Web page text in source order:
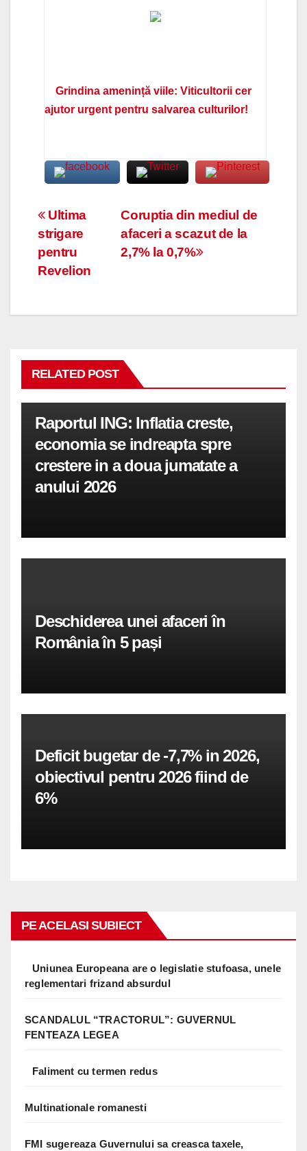
Grindina amenință viile: Viticultorii cer
ajutor urgent pentru salvarea culturilor!
Navigare
în
articole
Coruptia din mediul de
afaceri a scazut de la
2,7% la 0,7%
Ultima
strigare
pentru
Revelion
RELATED POST
Raportul ING: Inflatia creste,
economia se indreapta spre
crestere in a doua jumatate a
anului 2026
Deschiderea unei afaceri în
România în 5 pași
Deficit bugetar de -7,7% in 2026,
obiectivul pentru 2026 fiind de
6%
PE ACELASI SUBIECT
Uniunea Europeana are o legislatie stufoasa, unele
reglementari frizand absurdul
SCANDALUL “TRACTORUL”: GUVERNUL
FENTEAZA LEGEA
Faliment cu termen redus
Multinationale romanesti
FMI sugereaza Guvernului sa creasca taxele,